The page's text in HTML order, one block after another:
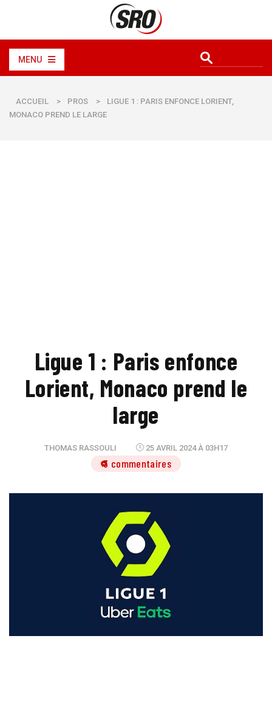
MENU
ACCUEIL > PROS >
LIGUE 1 : PARIS ENFONCE LORIENT,
MONACO PREND LE LARGE
Ligue 1 : Paris enfonce
Lorient, Monaco prend le
large
THOMAS RASSOULI 25 AVRIL 2024 À 03H17
3 commentaires